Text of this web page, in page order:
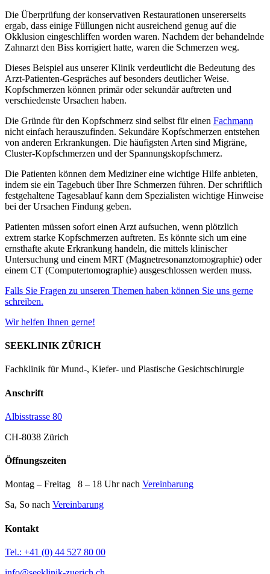
Die Überprüfung der konservativen Restaurationen unsererseits
ergab, dass einige Füllungen nicht ausreichend genug auf die
Okklusion eingeschliffen worden waren. Nachdem der behandelnde
Zahnarzt den Biss korrigiert hatte, waren die Schmerzen weg.
Dieses Beispiel aus unserer Klinik verdeutlicht die Bedeutung des
Arzt-Patienten-Gespräches auf besonders deutlicher Weise.
Kopfschmerzen können primär oder sekundär auftreten und
verschiedenste Ursachen haben.
Die Gründe für den Kopfschmerz sind selbst für einen Fachmann
nicht einfach herauszufinden. Sekundäre Kopfschmerzen entstehen
von anderen Erkrankungen. Die häufigsten Arten sind Migräne,
Cluster-Kopfschmerzen und der Spannungskopfschmerz.
Die Patienten können dem Mediziner eine wichtige Hilfe anbieten,
indem sie ein Tagebuch über Ihre Schmerzen führen. Der schriftlich
festgehaltene Tagesablauf kann dem Spezialisten wichtige Hinweise
bei der Ursachen Findung geben.
Patienten müssen sofort einen Arzt aufsuchen, wenn plötzlich
extrem starke Kopfschmerzen auftreten. Es könnte sich um eine
ernsthafte akute Erkrankung handeln, die mittels klinischer
Untersuchung und einem MRT (Magnetresonanztomographie) oder
einem CT (Computertomographie) ausgeschlossen werden muss.
Falls Sie Fragen zu unseren Themen haben können Sie uns gerne
schreiben.
Wir helfen Ihnen gerne!
SEEKLINIK ZÜRICH
Fachklinik für Mund-, Kiefer- und Plastische Gesichtschirurgie
Anschrift
Albisstrasse 80
CH-8038 Zürich
Öffnungszeiten
Montag – Freitag 8 – 18 Uhr nach Vereinbarung
Sa, So nach Vereinbarung
Kontakt
Tel.: +41 (0) 44 527 80 00